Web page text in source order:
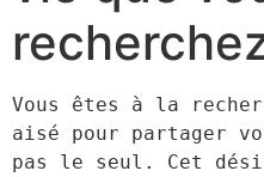
Vous êtes à la
aisé pour partager
pas le seul. Cet